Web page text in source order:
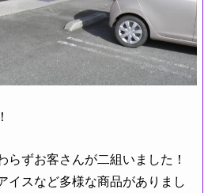
ずお客さんが二組いました！
イスなど多様な商品がありまし